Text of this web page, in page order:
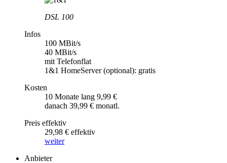
DSL 100
Infos
100 MBit/s
40 MBit/s
mit Telefonflat
1&1 HomeServer (optional): gratis
Kosten
10 Monate lang 9,99 €
danach 39,99 € monatl.
Preis effektiv
29,98 € effektiv
weiter
Anbieter